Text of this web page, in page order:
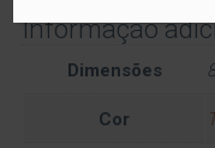
Informação
Dimensões
Cor